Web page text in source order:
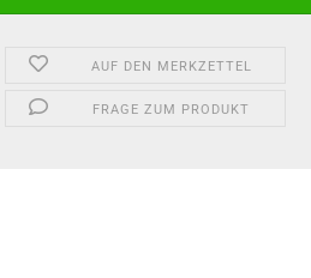
AUF DEN MERKZETTEL
FRAGE ZUM PRODUKT